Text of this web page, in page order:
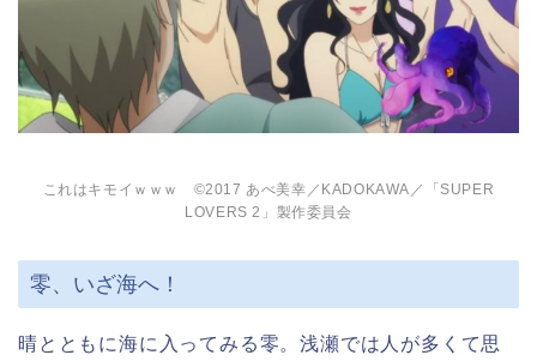
これはキモイｗｗｗ ©2017 あべ美幸／KADOKAWA／「SUPER
LOVERS 2」製作委員会
零、いざ海へ！
晴とともに海に入ってみる零。浅瀬では人が多くて思